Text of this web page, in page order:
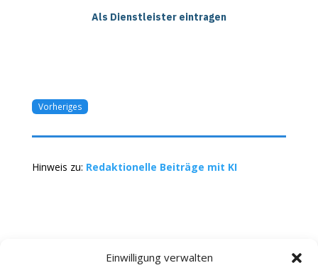
Einwilligung verwalten
Als Dienstleister eintragen
Vorheriges
Hinweis zu: Redaktionelle Beiträge mit KI